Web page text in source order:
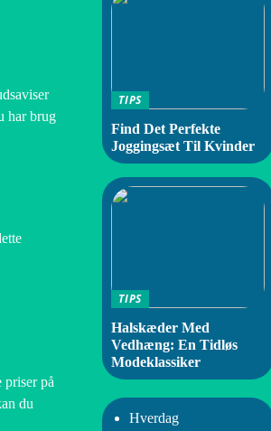
har brug
priser på
du
TIPS
Find Det Perfekte
Joggingsæt Til Kvinder
TIPS
Halskæder Med
Vedhæng: En Tidløs
Modeklassiker
Hverdag